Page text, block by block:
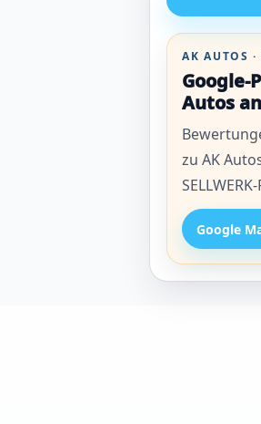
AK AUTOS
Google-
Autos
zu AK
Google